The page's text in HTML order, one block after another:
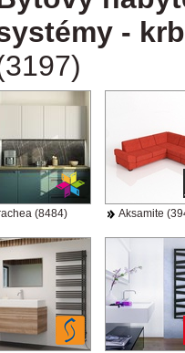
-
(8484) Aksamite